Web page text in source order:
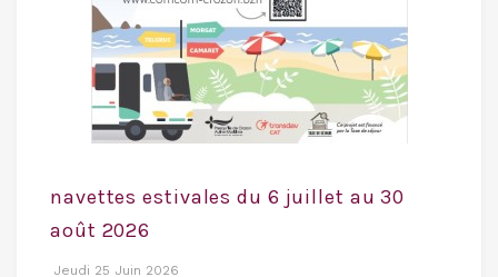
navettes estivales du 6 juillet au 30
août 2026
Jeudi 25 Juin 2026